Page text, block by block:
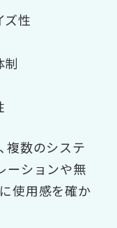
ズ性
制
複数のシステ
ーションや無
使用感を確か